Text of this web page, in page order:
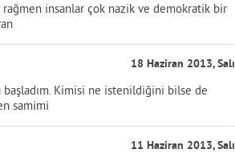
rağmen insanlar çok nazik ve demokratik bir
18 Haziran 2013, Salı
Kimisi ne istenildiğini bilse de
samimi
11 Haziran 2013, Salı